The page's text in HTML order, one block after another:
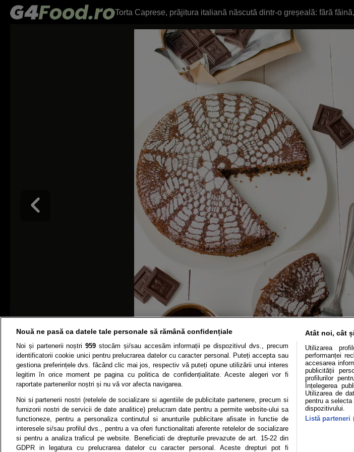
Torta Caprese, prăjitura italiană născută dintr-o greșeală: fără
POLITICĂ DE CONFIDENȚIALITATE
Nouă ne pasă ca datele tale personale să rămână confidențiale
Noi și partenerii noștri959 stocăm și/sau accesăm informații pe dispozitivul dvs., precum
identificatorii cookie unici pentru prelucrarea datelor cu caracter personal. Puteți accepta sau
gestiona preferințele dvs. făcând clic mai jos, respectiv vă puteți opune utilizării unui interes
legitim în orice moment pe pagina cu politica de confidențialitate. Aceste alegeri vor fi
raportate partenerilor noștri și nu vă vor afecta navigarea.
Noi si partenerii nostri (retelele de socializare si agentiile de publicitate partenere, precum si
furnizorii nostri de servicii de date analitice) prelucram date pentru a permite website-ului sa
functioneze, pentru a personaliza continutul si anunturile publicitare afisate in functie de
interesele si/sau profilul dvs., pentru a va oferi functionalitati aferente retelelor de socializare
si pentru a analiza traficul pe website. Beneficiati de drepturile prevazute de art. 15-22 din
GDPR in legatura cu prelucrarea datelor cu caracter personal. Aceste drepturi pot fi
Atât noi, cât
Utilizarea
performanței
accesarea
publicității
profilurilor
Înțelegerea
Utilizarea de
pentru a
dispozitivului.
Listă parteneri